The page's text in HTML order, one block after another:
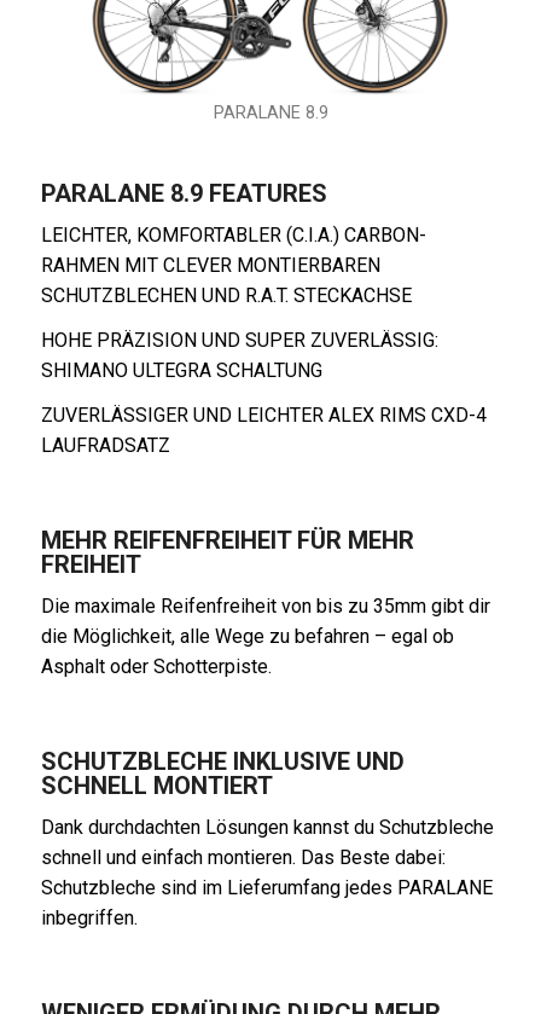
PARALANE 8.9
PARALANE 8.9 FEATURES
LEICHTER, KOMFORTABLER (C.I.A.) CARBON-
RAHMEN MIT CLEVER MONTIERBAREN
SCHUTZBLECHEN UND R.A.T. STECKACHSE
HOHE PRÄZISION UND SUPER ZUVERLÄSSIG:
SHIMANO ULTEGRA SCHALTUNG
ZUVERLÄSSIGER UND LEICHTER ALEX RIMS CXD-4
LAUFRADSATZ
MEHR REIFENFREIHEIT FÜR MEHR
FREIHEIT
Die maximale Reifenfreiheit von bis zu 35mm gibt dir
die Möglichkeit, alle Wege zu befahren – egal ob
Asphalt oder Schotterpiste.
SCHUTZBLECHE INKLUSIVE UND
SCHNELL MONTIERT
Dank durchdachten Lösungen kannst du Schutzbleche
schnell und einfach montieren. Das Beste dabei:
Schutzbleche sind im Lieferumfang jedes PARALANE
inbegriffen.